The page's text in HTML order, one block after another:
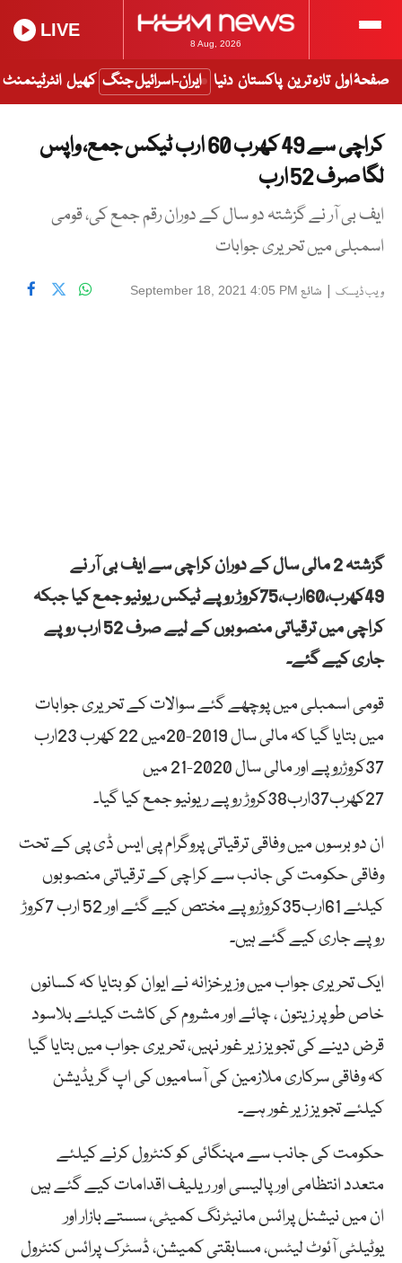
8 Aug, 2026
LIVE
صفحۂ اول تازہ ترین پاکستان دنیا ایران-اسرائیل جنگ کھیل انٹرٹینمنٹ
کراچی سے 49 کھرب 60 ارب ٹیکس جمع، واپس
لگا صرف 52 ارب
ایف بی آر نے گزشتہ دو سال کے دوران رقم جمع کی، قومی
اسمبلی میں تحریری جوابات
ویب ڈیسک | شائع September 18, 2021 4:05 PM
گزشتہ 2 مالی سال کے دوران کراچی سے ایف بی آر نے
49کھرب،60ارب،75کروڑ روپے ٹیکس ریونیو جمع کیا جبکہ
کراچی میں ترقیاتی منصوبوں کے لیے صرف 52 ارب روپے
جاری کیے گئے۔
قومی اسمبلی میں پوچھے گئے سوالات کے تحریری جوابات
میں بتایا گیا کہ مالی سال 2019-20میں 22 کھرب 23ارب
37کروڑروپے اور مالی سال 2020-21 میں
27کھرب37ارب38کروڑ روپے ریونیو جمع کیا گیا۔
ان دو برسوں میں وفاقی ترقیاتی پروگرام پی ایس ڈی پی کے تحت
وفاقی حکومت کی جانب سے کراچی کے ترقیاتی منصوبوں
کیلئے 61ارب35کروڑروپے مختص کیے گئے اور 52 ارب 7کروڑ
روپے جاری کیے گئے ہیں۔
ایک تحریری جواب میں وزیرخزانہ نے ایوان کو بتایا کہ کسانوں
خاص طوپر زیتون ، چائے اور مشروم کی کاشت کیلئے بلاسود
قرض دینے کی تجویز زیر غور نہیں، تحریری جواب میں بتایا گیا
کہ وفاقی سرکاری ملازمین کی آسامیوں کی اپ گریڈیشن
کیلئے تجویز زیر غور ہے۔
حکومت کی جانب سے مہنگائی کو کنٹرول کرنے کیلئے
متعدد انتظامی اور پالیسی اور ریلیف اقدامات کیے گئے ہیں
ان میں نیشنل پرائس مانیٹرنگ کمیٹی، سستے بازار اور
یوٹیلٹی آئوٹ لیٹس، مسابقتی کمیشن، ڈسٹرک پرائس کنٹرول